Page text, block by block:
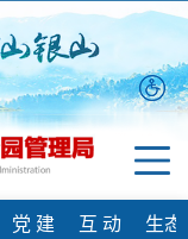
党 建 互 动
生